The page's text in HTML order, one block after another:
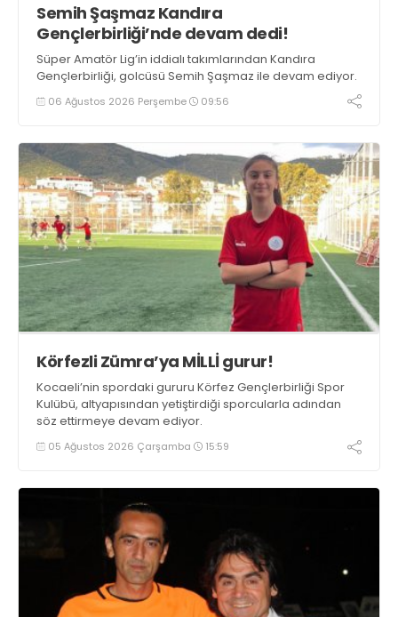
Semih Şaşmaz Kandıra
Gençlerbirliği’nde devam dedi!
Süper Amatör Lig’in iddialı takımlarından Kandıra
Gençlerbirliği, golcüsü Semih Şaşmaz ile devam ediyor.
06 Ağustos 2026 Perşembe 09:56
Körfezli Zümra’ya MİLLİ gurur!
Kocaeli’nin spordaki gururu Körfez Gençlerbirliği Spor
Kulübü, altyapısından yetiştirdiği sporcularla adından
söz ettirmeye devam ediyor.
05 Ağustos 2026 Çarşamba 15:59